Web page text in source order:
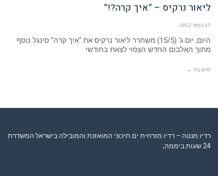
ליאור נרקיס – “איך קרה?!”
15 במאי 2012
היום, יום ג’ (15/5) משחרר ליאור נרקיס את “איך קרה” סינגל נוסף
מתוך האלבום החדש הצפוי לצאת בחודשי
קרא עוד ←
רדיו מנטה – רדיו מזרחית ים תיכוני המואזנת והמובילה בישראל המשדרת
24 שעות ביממה,